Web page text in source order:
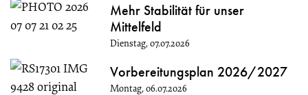
Mehr Stabilität für unser
Mittelfeld
Dienstag, 07.07.2026
Vorbereitungsplan 2026/2027
Montag, 06.07.2026